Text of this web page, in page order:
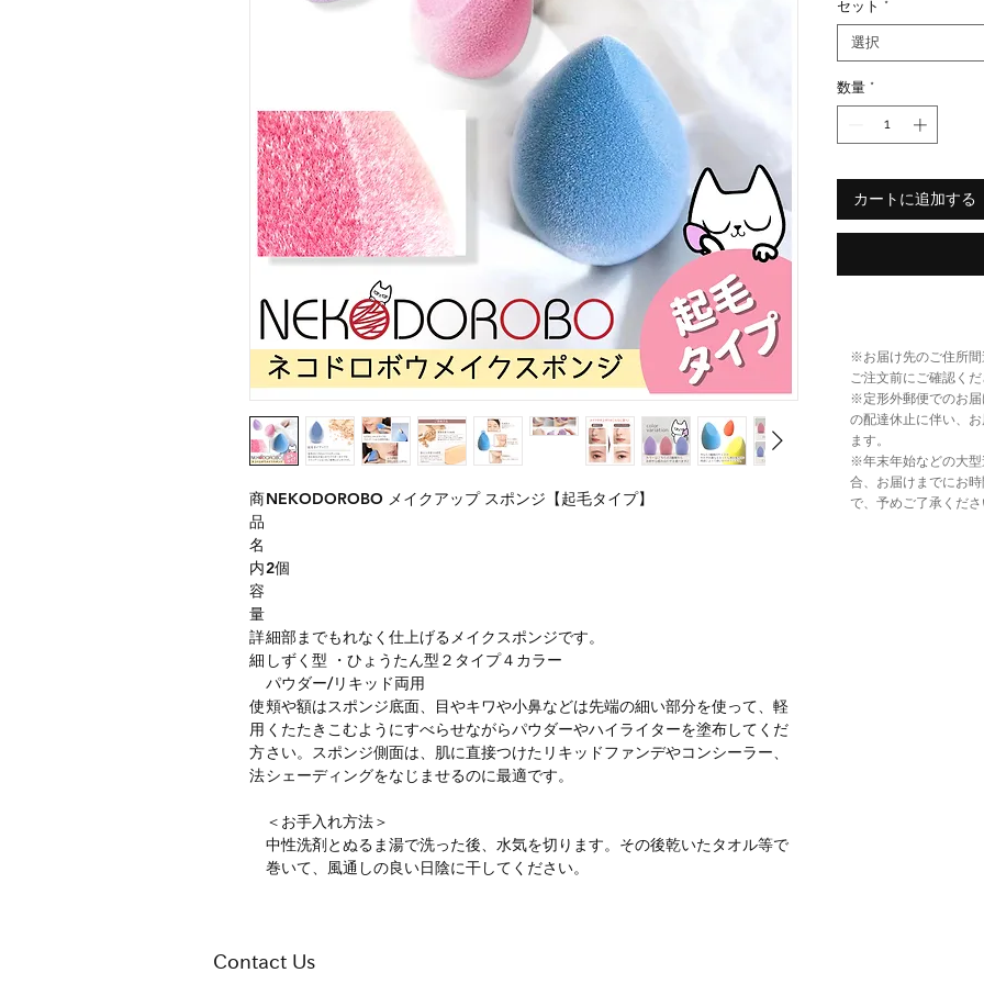
商
品
名
NEKODOROBO メイクアップ スポンジ【起毛タイプ】
内
容
量
2個
詳
細
細部までもれなく仕上げるメイクスポンジです。
しずく型 ・ひょうたん型２タイプ４カラー
パウダー/リキッド両用
使
用
方
法
頬や額はスポンジ底面、目やキワや小鼻などは先端の細い部分を使って、軽
くたたきこむようにすべらせながらパウダーやハイライターを塗布してくだ
さい。スポンジ側面は、肌に直接つけたリキッドファンデやコンシーラー、
シェーディングをなじませるのに最適です。
＜お手入れ方法＞
中性洗剤とぬるま湯で洗った後、水気を切ります。その後乾いたタオル等で
巻いて、風通しの良い日陰に干してください。
セット *
選択
数量 *
カートに追加する
※お届け先のご住所
ご注文前にご確認くだ
※定形外郵便でのお届
の配達休止に伴い、
ます。
※年末年始などの大
合、お届けまでにお
で、予めご了承くださ
Contact Us